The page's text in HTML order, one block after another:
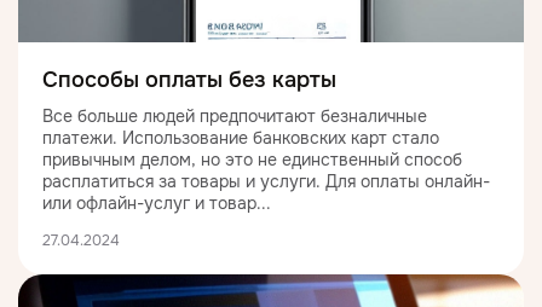
Способы оплаты без карты
Все больше людей предпочитают безналичные
платежи. Использование банковских карт стало
привычным делом, но это не единственный способ
расплатиться за товары и услуги. Для оплаты онлайн-
или офлайн-услуг и товар...
27.04.2024